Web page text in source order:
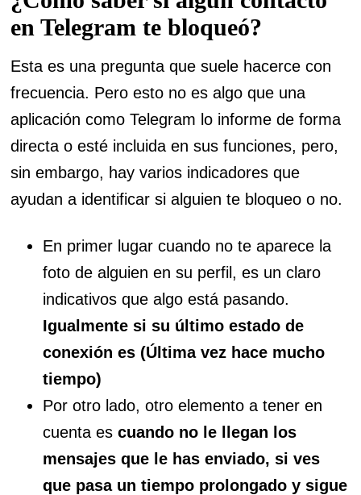
en Telegram te bloqueó?
Esta es una pregunta que suele hacerce con
frecuencia. Pero esto no es algo que una
aplicación como Telegram lo informe de forma
directa o esté incluida en sus funciones, pero,
sin embargo, hay varios indicadores que
ayudan a identificar si alguien te bloqueo o no.
En primer lugar cuando no te aparece la
foto de alguien en su perfil, es un claro
indicativos que algo está pasando.
Igualmente si su último estado de
conexión es (Última vez hace mucho
tiempo)
Por otro lado, otro elemento a tener en
cuenta escuando no le llegan los
mensajes que le has enviado, si ves
que pasa un tiempo prolongado y sigue